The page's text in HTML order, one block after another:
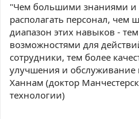
"Чем большими знаниями и
располагать персонал, чем
диапазон этих навыков -
возможностями для
сотрудники, тем более
улучшения и обслуживание
Ханнам (доктор
технологии)